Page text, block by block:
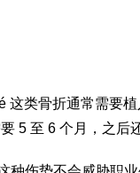
这类骨折通常需要
5 至 6 个月，之后